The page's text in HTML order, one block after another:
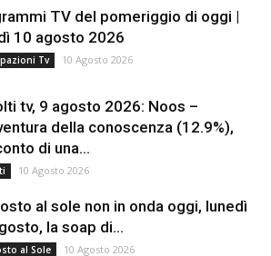
TV del pomeriggio di oggi |
10 agosto 2026
Tv 10 Agosto 2026
tv, 9 agosto 2026: Noos –
della conoscenza (12.9%),
di una...
10 Agosto 2026
al sole non in onda oggi, lunedì
la soap di...
al Sole 10 Agosto 2026